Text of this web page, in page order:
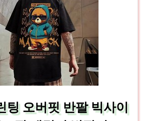
팅 오버핏 반팔 빅사이